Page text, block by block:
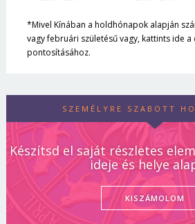
*Mivel Kínában a holdhónapok alapján
vagy februári születésű vagy, kattints ide a
pontosításához.
SZEMÉLYRE SZABOTT
Készítsd el saját részletes
ideje és helye
KISZÁMOLOM